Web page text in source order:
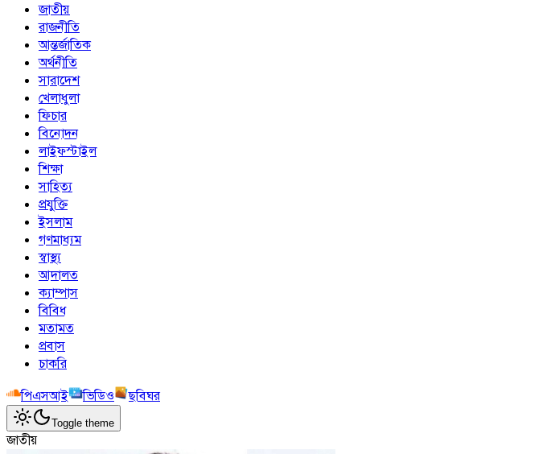
জাতীয়
রাজনীতি
আন্তর্জাতিক
অর্থনীতি
সারাদেশ
খেলাধুলা
ফিচার
বিনোদন
লাইফস্টাইল
শিক্ষা
সাহিত্য
প্রযুক্তি
ইসলাম
গণমাধ্যম
স্বাস্থ্য
আদালত
ক্যাম্পাস
বিবিধ
মতামত
প্রবাস
চাকরি
পিএসআই
ভিডিও ছবিঘর
Toggle theme
জাতীয়